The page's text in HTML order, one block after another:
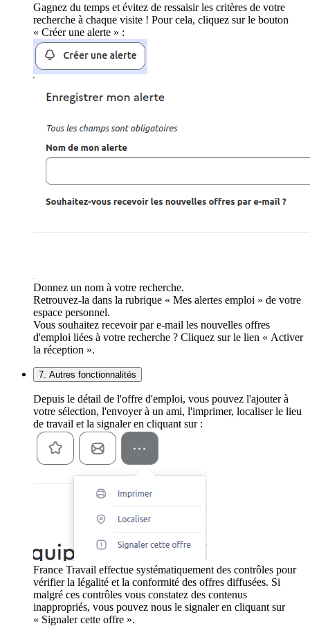
Gagnez du temps et évitez de ressaisir les critères de votre
recherche à chaque visite ! Pour cela, cliquez sur le bouton
« Créer une alerte » :
Donnez un nom à votre recherche.
Retrouvez-la dans la rubrique « Mes alertes emploi » de votre
espace personnel.
Vous souhaitez recevoir par e-mail les nouvelles offres
d'emploi liées à votre recherche ? Cliquez sur le lien « Activer
la réception ».
7. Autres fonctionnalités
Depuis le détail de l'offre d'emploi, vous pouvez l'ajouter à
votre sélection, l'envoyer à un ami, l'imprimer, localiser le lieu
de travail et la signaler en cliquant sur :
France Travail effectue systématiquement des contrôles pour
vérifier la légalité et la conformité des offres diffusées. Si
malgré ces contrôles vous constatez des contenus
inappropriés, vous pouvez nous le signaler en cliquant sur
« Signaler cette offre ».